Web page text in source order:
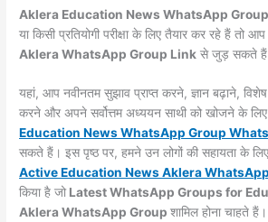
Aklera Education News WhatsApp
या किसी प्रतियोगी परीक्षा के लिए तैयार कर रहे हैं तो आप
Aklera WhatsApp Group Link से जुड़ सकते
यहां, आप नवीनतम सुझाव प्राप्त करने, ज्ञान बढ़ाने,
करने और अपने सर्वोत्तम अध्ययन साथी को खोजने के
Education News WhatsApp Group
सकते हैं। इस पृष्ठ पर, हमने उन लोगों की सहायता के
Active Education News Aklera
किया है जो Latest WhatsApp Groups for
Aklera WhatsApp Groupशामिल होना चाहते